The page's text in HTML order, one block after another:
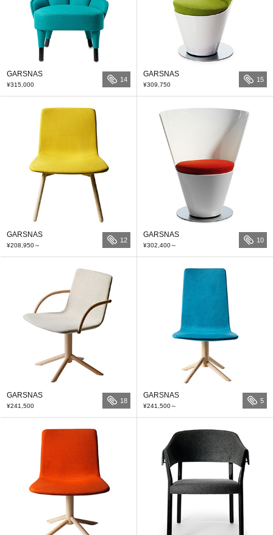
GARSNAS
¥315,000
14
GARSNAS
¥309,750
15
GARSNAS
¥208,950～
12
GARSNAS
¥302,400～
10
GARSNAS
¥241,500
18
GARSNAS
¥241,500～
5